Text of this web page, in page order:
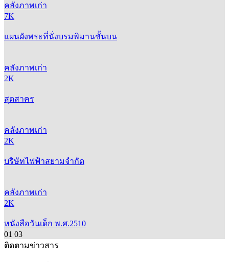
คลังภาพเก่า
7K
แผนผังพระที่นั่งบรมพิมานชั้นบน
คลังภาพเก่า
2K
สุดสาคร
คลังภาพเก่า
2K
บริษัทไฟฟ้าสยามจำกัด
คลังภาพเก่า
2K
หนังสือวันเด็ก พ.ศ.2510
01 03
ติดตามข่าวสาร